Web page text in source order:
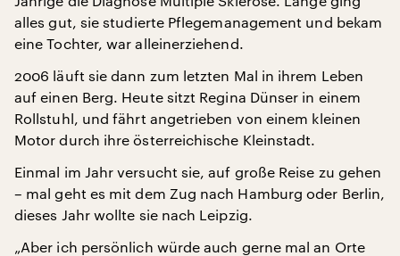
alles gut, sie studierte Pflegemanagement und bekam
eine Tochter, war alleinerziehend.
2006 läuft sie dann zum letzten Mal in ihrem Leben
auf einen Berg. Heute sitzt Regina Dünser in einem
Rollstuhl, und fährt angetrieben von einem kleinen
Motor durch ihre österreichische Kleinstadt.
Einmal im Jahr versucht sie, auf große Reise zu gehen
– mal geht es mit dem Zug nach Hamburg oder Berlin,
dieses Jahr wollte sie nach Leipzig.
„Aber ich persönlich würde auch gerne mal an Orte